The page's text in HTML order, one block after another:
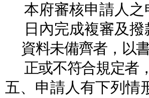
本府審核申請人
日內完成複審及撥
資料未備齊者，以
正或不符合規定者
五、申請人有下列情